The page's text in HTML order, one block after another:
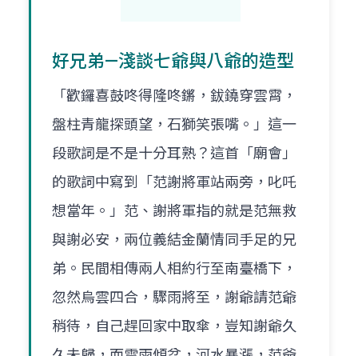
好兄弟—淺談七爺與八爺的造型
「歡鑼喜鼓咚得隆咚鏘，鈸鐃穿雲霄，
盤柱青龍探頭望，石獅笑張嘴。」這一
段歌詞是不是十分耳熟？這首「廟會」
的歌詞中寫到「范謝將軍站兩旁，叱吒
想當年。」范、謝將軍指的就是范無救
與謝必安，兩位義結金蘭情同手足的兄
弟。民間相傳兩人相約行至南臺橋下，
忽然烏雲四合，驟雨將至，謝爺請范爺
稍待，自己趕回家中取傘，豈知謝爺久